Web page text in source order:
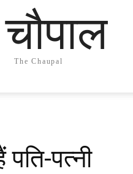
The Chaupal
पत्नी